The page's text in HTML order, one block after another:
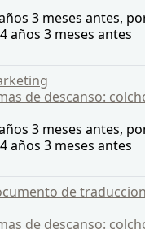
3 meses antes,
4 años 3 meses antes
de descanso:
3 meses antes,
4 años 3 meses antes
de
de descanso: